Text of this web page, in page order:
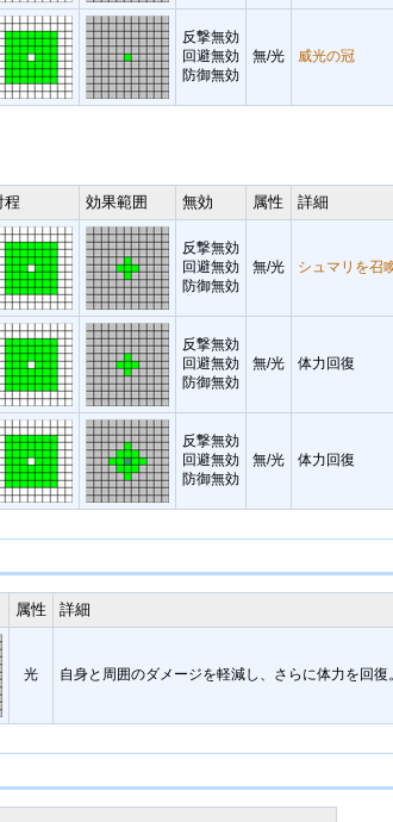
反撃無効
回避無効
防御無効
無/光 威光の冠
程 効果範囲 無効 属性 詳細
反撃無効
回避無効
防御無効
無/光 シュマリを召
反撃無効
回避無効
防御無効
無/光 体力回復
反撃無効
回避無効
防御無効
無/光 体力回復
属性 詳細
光 自身と周囲のダメージを軽減し、さらに体力を回復